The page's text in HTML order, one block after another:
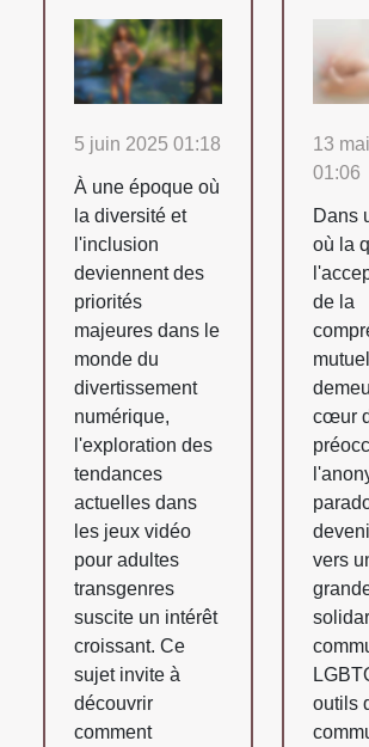
5 juin 2025 01:18
À une époque où
la diversité et
l'inclusion
deviennent des
priorités
majeures dans le
monde du
divertissement
numérique,
l'exploration des
tendances
actuelles dans
les jeux vidéo
pour adultes
transgenres
suscite un intérêt
croissant. Ce
sujet invite à
découvrir
comment
13
01:06
Dans
où la
de la
cœur
vers
outils